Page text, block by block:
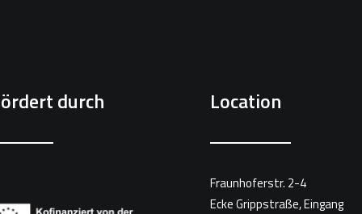
durch Location
Fraunhoferstr. 2-4
Ecke Grippstraße, Eingang